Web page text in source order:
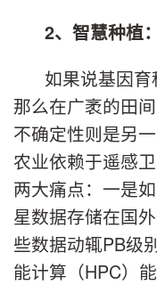
2、智慧种植
如果说基因育
那么在广袤的田
不确定性则是另
农业依赖于遥感
两大痛点：一是
星数据存储在国
些数据动辄PB级
能计算（HPC）能